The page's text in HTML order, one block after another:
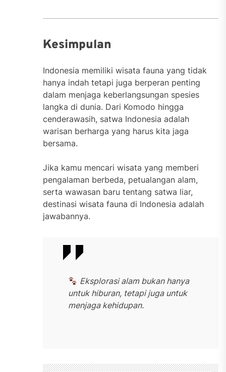
Kesimpulan
Indonesia memiliki wisata fauna yang tidak
hanya indah tetapi juga berperan penting
dalam menjaga keberlangsungan spesies
langka di dunia. Dari Komodo hingga
cenderawasih, satwa Indonesia adalah
warisan berharga yang harus kita jaga
bersama.
Jika kamu mencari wisata yang memberi
pengalaman berbeda, petualangan alam,
serta wawasan baru tentang satwa liar,
destinasi wisata fauna di Indonesia adalah
jawabannya.
Eksplorasi alam bukan hanya
untuk hiburan, tetapi juga untuk
menjaga kehidupan.